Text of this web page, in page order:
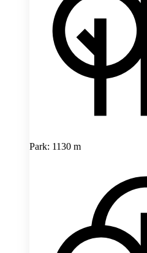
Park: 1130 m